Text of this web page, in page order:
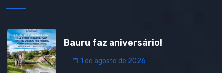
Bauru faz aniversário!
1 de agosto de 2026